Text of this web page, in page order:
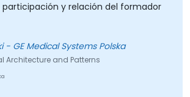
y relación del formador
- GE Medical Systems Polska
Architecture and Patterns